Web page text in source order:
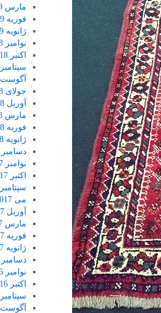
مارس 2019
فوریه 2019
ژانویه 2019
نوامبر 2018
اکتبر 2018
سپتامبر 2018
آگوست 2018
جولای 2018
آوریل 2018
مارس 2018
فوریه 2018
ژانویه 2018
دسامبر 2017
نوامبر 2017
اکتبر 2017
سپتامبر 2017
می 2017
آوریل 2017
مارس 2017
فوریه 2017
ژانویه 2017
دسامبر 2016
نوامبر 2016
اکتبر 2016
سپتامبر 2016
آگوست 2016